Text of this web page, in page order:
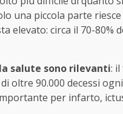
una piccola parte
elevato: circa il 70-
salute sono rilevanti:
oltre 90.000 decessi
per infarto,